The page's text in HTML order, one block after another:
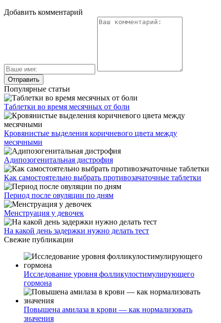
Добавить комментарий
Популярные статьи
Таблетки во время месячных от боли
Кровянистые выделения коричневого цвета между
месячными
Адипозогенитальная дистрофия
Как самостоятельно выбрать противозачаточные таблетки
Период после овуляции по дням
Менструация у девочек
На какой день задержки нужно делать тест
Свежие публикации
Исследование уровня фолликулостимулирующего
гормона
Повышена амилаза в крови — как нормализовать
значения